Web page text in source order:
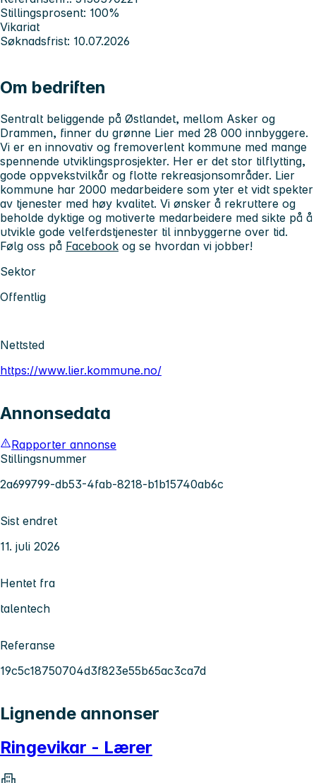
Stillingsprosent: 100%
Vikariat
Søknadsfrist: 10.07.2026
Om bedriften
Sentralt beliggende på Østlandet, mellom Asker og
Drammen, finner du grønne Lier med 28 000 innbyggere.
Vi er en innovativ og fremoverlent kommune med mange
spennende utviklingsprosjekter. Her er det stor tilflytting,
gode oppvekstvilkår og flotte rekreasjonsområder. Lier
kommune har 2000 medarbeidere som yter et vidt spekter
av tjenester med høy kvalitet. Vi ønsker å rekruttere og
beholde dyktige og motiverte medarbeidere med sikte på å
utvikle gode velferdstjenester til innbyggerne over tid.
Følg oss på Facebook og se hvordan vi jobber!
Sektor
Offentlig
Nettsted
https://www.lier.kommune.no/
Annonsedata
Rapporter annonse
Stillingsnummer
2a699799-db53-4fab-8218-b1b15740ab6c
Sist endret
11. juli 2026
Hentet fra
talentech
Referanse
19c5c18750704d3f823e55b65ac3ca7d
Lignende annonser
Ringevikar - Lærer